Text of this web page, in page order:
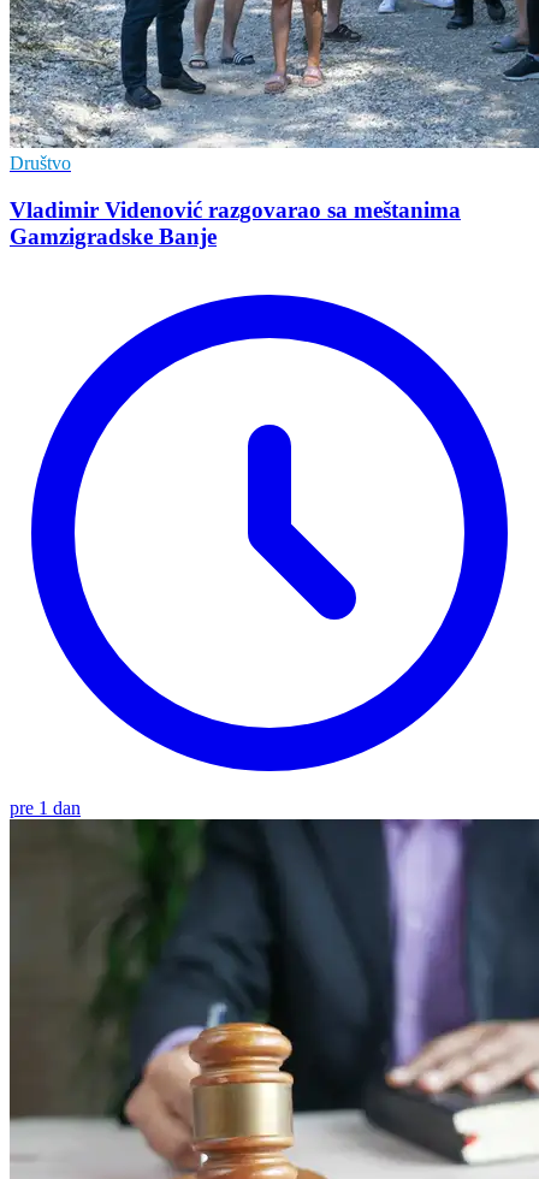
Društvo
Vladimir Vidеnović razgovarao sa mеštanima
Gamzigradskе Banjе
pre 1 dan